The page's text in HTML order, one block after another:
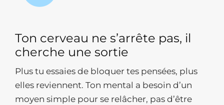
Ton cerveau ne s’arrête pas, il
cherche une sortie
Plus tu essaies de bloquer tes pensées, plus
elles reviennent. Ton mental a besoin d’un
moyen simple pour se relâcher, pas d’être